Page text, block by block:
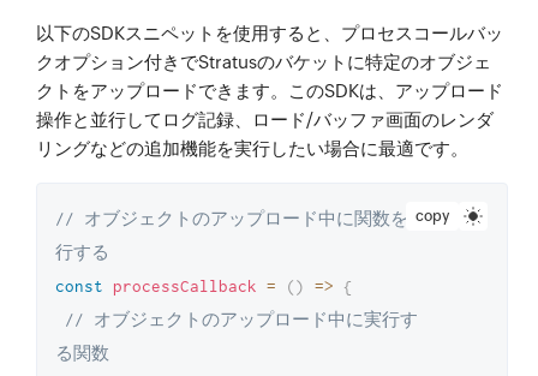
以下のSDKスニペットを使用すると、プロセスコールバッ
クオプション付きでStratusのバケットに特定のオブジェ
クトをアップロードできます。このSDKは、アップロード
操作と並行してログ記録、ロード/バッファ画面のレンダ
リングなどの追加機能を実行したい場合に最適です。
copy
// オブジェクトのアップロード中に関数を実
行する
const
processCallback = () =>
{
// オブジェクトのアップロード中に実行す
る関数